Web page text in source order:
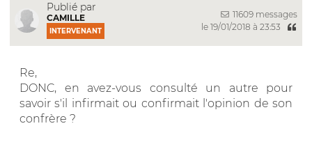
Publié par
CAMILLE
INTERVENANT
11609 messages
le 19/01/2018 à 23:53
Re,
DONC, en avez-vous consulté un autre pour
savoir s'il infirmait ou confirmait l'opinion de son
confrère ?